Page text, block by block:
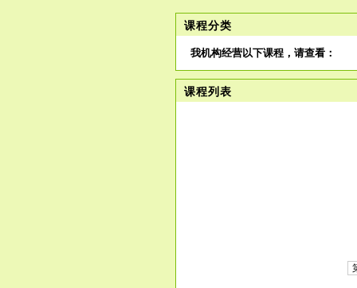
课程分类
我机构经营以下课程，请查看：
课程列表